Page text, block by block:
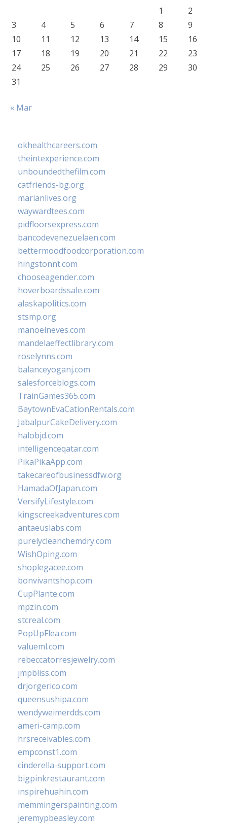
1
2
3
4 5 6 7 8
9
10
11 12 13 14 15
16
17
18 19 20 21 22
23
24
25 26 27 28 29
30
31
« Mar
okhealthcareers.com
theintexperience.com
unboundedthefilm.com
catfriends-bg.org
marianlives.org
waywardtees.com
pidfloorsexpress.com
bancodevenezuelaen.com
bettermoodfoodcorporation.com
hingstonnt.com
chooseagender.com
hoverboardssale.com
alaskapolitics.com
stsmp.org
manoelneves.com
mandelaeffectlibrary.com
roselynns.com
balanceyoganj.com
salesforceblogs.com
TrainGames365.com
BaytownEvaCationRentals.com
JabalpurCakeDelivery.com
halobjd.com
intelligenceqatar.com
PikaPikaApp.com
takecareofbusinessdfw.org
HamadaOfJapan.com
VersifyLifestyle.com
kingscreekadventures.com
antaeuslabs.com
purelycleanchemdry.com
WishOping.com
shoplegacee.com
bonvivantshop.com
CupPlante.com
mpzin.com
stcreal.com
PopUpFlea.com
valueml.com
rebeccatorresjewelry.com
jmpbliss.com
drjorgerico.com
queensushipa.com
wendyweimerdds.com
ameri-camp.com
hrsreceivables.com
empconst1.com
cinderella-support.com
bigpinkrestaurant.com
inspirehuahin.com
memmingerspainting.com
jeremypbeasley.com